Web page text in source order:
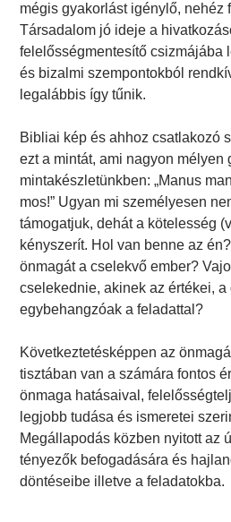
mégis gyakorlást igénylő, nehéz
Társadalom jó ideje a
felelősségmentesítő csizmájába
és bizalmi szempontokból
legalábbis így tűnik.
Bibliai kép és ahhoz csatlakozó
ezt a mintát, ami nagyon mélyen
mintakészletünkben: „Manus
mos!” Ugyan mi személyesen
támogatjuk, dehát a kötelesség
kényszerít. Hol van benne az
önmagát a cselekvő ember?
cselekednie, akinek az értékei, a
egybehangzóak a feladattal?
Következtetésképpen az
tisztában van a számára fontos
önmaga hatásaival,
legjobb tudása és ismeretei
Megállapodás közben nyitott az
tényezők befogadására és
döntéseibe illetve a feladatokba.